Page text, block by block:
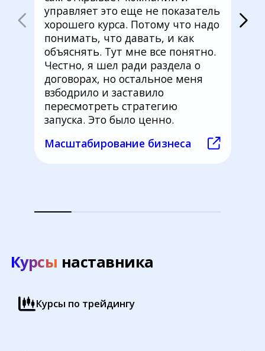
управляет это еще не показатель
хорошего курса. Потому что надо
понимать, что давать, и как
объяснять. Тут мне все понятно.
Честно, я шел ради раздела о
договорах, но остальное меня
взбодрило и заставило
пересмотреть стратегию
запуска. Это было ценно.
Масштабирование бизнеса
Курсы наставника
Курсы по трейдингу